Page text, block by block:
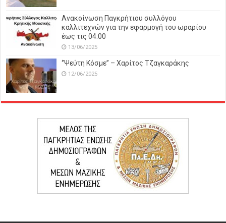
Ανακοίνωση Παγκρήτιου συλλόγου
καλλιτεχνών για την εφαρμογή του ωραρίου
έως τις 04:00
13/06/2025
‘’Ψεύτη Κόσμε’’ – Χαρίτος Τζαγκαράκης
12/06/2025